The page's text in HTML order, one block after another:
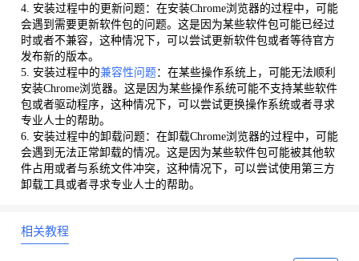
4. 安装过程中的更新问题：在安装Chrome浏览器的过程中，可能
会遇到需要更新软件包的问题。这是因为某些软件包可能已经过
时或者不兼容，这种情况下，可以尝试更新软件包或者等待官方
发布新的版本。
5. 安装过程中的兼容性问题 ：在某些操作系统上，可能无法顺利
安装Chrome浏览器。这是因为某些操作系统可能不支持某些软件
包或者驱动程序，这种情况下，可以尝试更换操作系统或者寻求
专业人士的帮助。
6. 安装过程中的卸载问题：在卸载Chrome浏览器的过程中，可能
会遇到无法正常卸载的情况。这是因为某些软件包可能被其他软
件占用或者与系统文件冲突，这种情况下，可以尝试使用第三方
卸载工具或者寻求专业人士的帮助。
相关教程